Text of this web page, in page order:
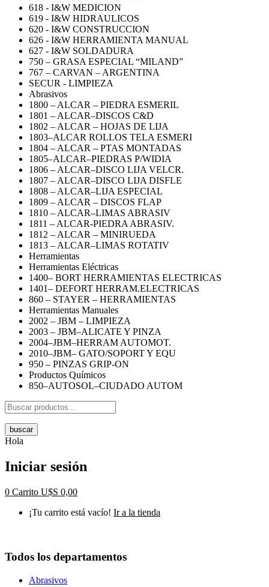
618 - I&W MEDICION
619 - I&W HIDRAULICOS
620 - I&W CONSTRUCCION
626 - I&W HERRAMIENTA MANUAL
627 - I&W SOLDADURA
750 – GRASA ESPECIAL “MILAND”
767 – CARVAN – ARGENTINA
SECUR - LIMPIEZA
Abrasivos
1800 – ALCAR – PIEDRA ESMERIL
1801 – ALCAR–DISCOS C&D
1802 – ALCAR – HOJAS DE LIJA
1803–ALCAR ROLLOS TELA ESMERI
1804 – ALCAR – PTAS MONTADAS
1805–ALCAR–PIEDRAS P/WIDIA
1806 – ALCAR–DISCO LIJA VELCR.
1807 – ALCAR–DISCO LIJA DISFLE
1808 – ALCAR–LIJA ESPECIAL
1809 – ALCAR – DISCOS FLAP
1810 – ALCAR–LIMAS ABRASIV
1811 – ALCAR-PIEDRA ABRASIV.
1812 – ALCAR – MINIRUEDA
1813 – ALCAR–LIMAS ROTATIV
Herramientas
Herramientas Eléctricas
1400– BORT HERRAMIENTAS ELECTRICAS
1401– DEFORT HERRAM.ELECTRICAS
860 – STAYER – HERRAMIENTAS
Herramientas Manuales
2002 – JBM – LIMPIEZA
2003 – JBM–ALICATE Y PINZA
2004–JBM–HERRAM AUTOMOT.
2010–JBM– GATO/SOPORT Y EQU
950 – PINZAS GRIP-ON
Productos Químicos
850–AUTOSOL–CIUDADO AUTOM
buscar
Hola
Iniciar sesión
0 Carrito U$S 0,00
¡Tu carrito está vacío! Ir a la tienda
Todos los departamentos
Abrasivos